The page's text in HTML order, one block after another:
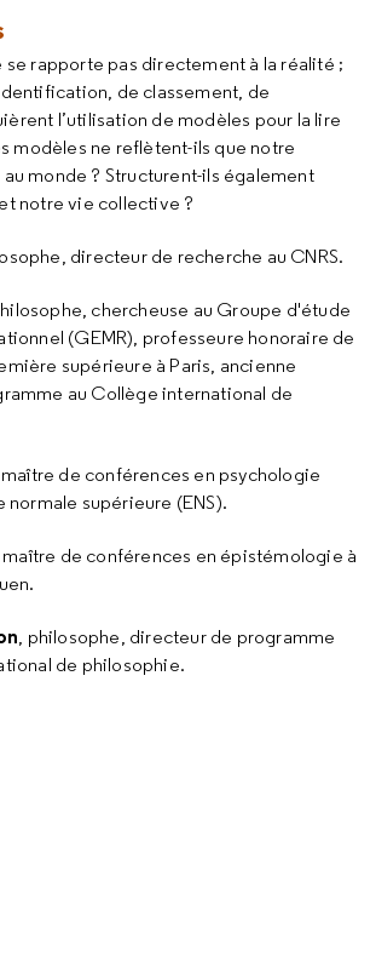
se rapporte pas directement à la réalité ;
de classement, de
l’utilisation de modèles pour la lire
modèles ne reflètent-ils que notre
monde ? Structurent-ils également
notre vie collective ?
directeur de recherche au CNRS.
chercheuse au Groupe d'étude
(GEMR), professeure honoraire de
supérieure à Paris, ancienne
au Collège international de
maître de conférences en psychologie
normale supérieure (ENS).
maître de conférences en épistémologie à
, philosophe, directeur de programme
de philosophie.